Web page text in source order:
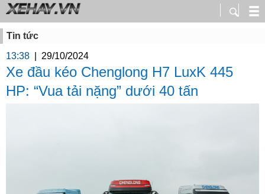
Tin tức
13:38
29/10/2024
Xe đầu kéo Chenglong H7 LuxK 445
HP: “Vua tải nặng” dưới 40 tấn